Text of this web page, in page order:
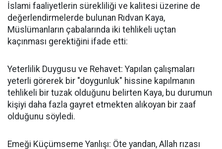
İslami faaliyetlerin sürekliliği ve kalitesi üzerine de
değerlendirmelerde bulunan Rıdvan Kaya,
Müslümanların çabalarında iki tehlikeli uçtan
kaçınması gerektiğini ifade etti:
Yeterlilik Duygusu ve Rehavet: Yapılan çalışmaları
yeterli görerek bir "doygunluk" hissine kapılmanın
tehlikeli bir tuzak olduğunu belirten Kaya, bu durumun
kişiyi daha fazla gayret etmekten alıkoyan bir zaaf
olduğunu söyledi.
Emeği Küçümseme Yanlışı: Öte yandan, Allah rızası